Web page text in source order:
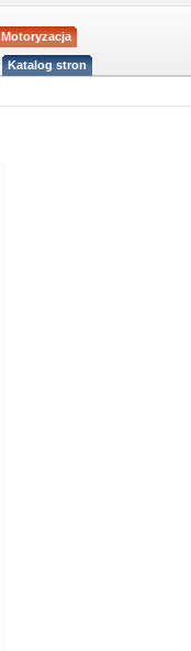
Motoryzacja
Katalog stron